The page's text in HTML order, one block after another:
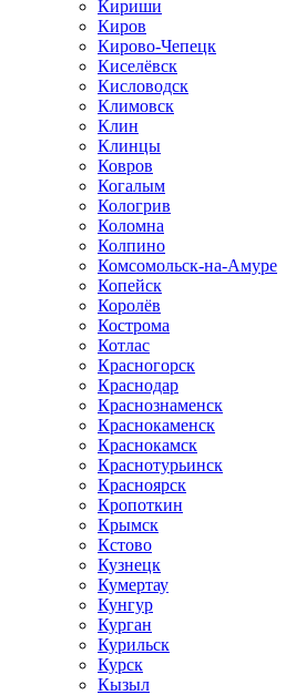
Кириши
Киров
Кирово-Чепецк
Киселёвск
Кисловодск
Климовск
Клин
Клинцы
Ковров
Когалым
Кологрив
Коломна
Колпино
Комсомольск-на-Амуре
Копейск
Королёв
Кострома
Котлас
Красногорск
Краснодар
Краснознаменск
Краснокаменск
Краснокамск
Краснотурьинск
Красноярск
Кропоткин
Крымск
Кстово
Кузнецк
Кумертау
Кунгур
Курган
Курильск
Курск
Кызыл